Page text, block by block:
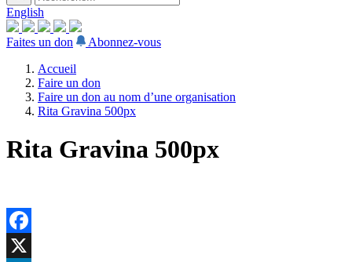
English
Faites un don
Abonnez-vous
Accueil
Faire un don
Faire un don au nom d’une organisation
Rita Gravina 500px
Rita Gravina 500px
Facebook